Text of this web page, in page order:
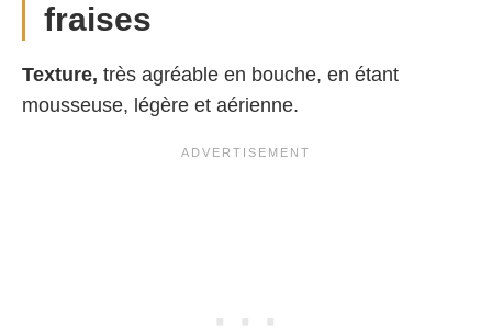
fraises
Texture, très agréable en bouche, en étant
mousseuse, légère et aérienne.